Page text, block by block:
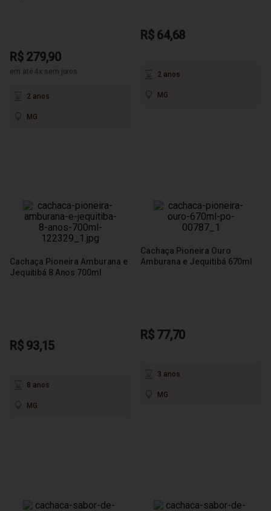
R$ 279,90
em até 4x sem juros
2 anos
MG
R$ 64,68
2 anos
MG
Cachaça Pioneira Amburana e
Jequitibá 8 Anos 700ml
R$ 93,15
8 anos
MG
Cachaça Pioneira Ouro
Amburana e Jequitibá 670ml
R$ 77,70
3 anos
MG